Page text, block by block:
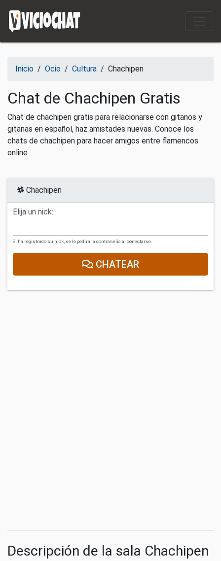
Inicio / Ocio / Cultura / Chachipen
Chat de Chachipen Gratis
Chat de chachipen gratis para relacionarse con gitanos y
gitanas en español, haz amistades nuevas. Conoce los
chats de chachipen para hacer amigos entre flamencos
online
Chachipen
Elija un nick:
Si ha registrado su nick, se le pedirá la contraseña al conectarse.
CHATEAR
Descripción de la sala Chachipen